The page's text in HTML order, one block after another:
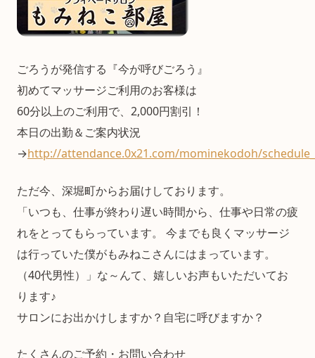
ごろうが発信する『今が呼びごろう』
初めてマッサージご利用のお客様は
60分以上のご利用で、2,000円割引！
本日の出勤＆ご案内状況
→http://attendance.0x21.com/mominekodoh/
ただ今、深堀町からお届けしております。
「いつも、仕事が終わり遅い時間から、仕事や日常の疲
れをとってもらっています。 今までも良くマッサージ
は行っていた僕がもみねこさんにはまっています。
（40代男性）」な～んて、嬉しいお声もいただいてお
ります♪
サロンにお出かけしますか？自宅に呼びますか？
たくさんのご予約・お問い合わせ